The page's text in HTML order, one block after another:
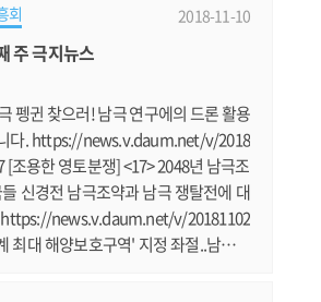
지요. 대원들의 맛의 평이 어떨까? 맛이
면 음~~~ 뭐 그럴까? (--);; 아무튼 3월 1
회 2018-11-10
주 극지뉴스
펭귄 찾으러! 남극 연구에의 드론 활용
다. https://news.v.daum.net/v/2018
[조용한 영토분쟁] <17> 2048년 남극조
신경전 남극조약과 남극 쟁탈전에 대
https://news.v.daum.net/v/20181102
최대 해양보호구역' 지정 좌절..남극생